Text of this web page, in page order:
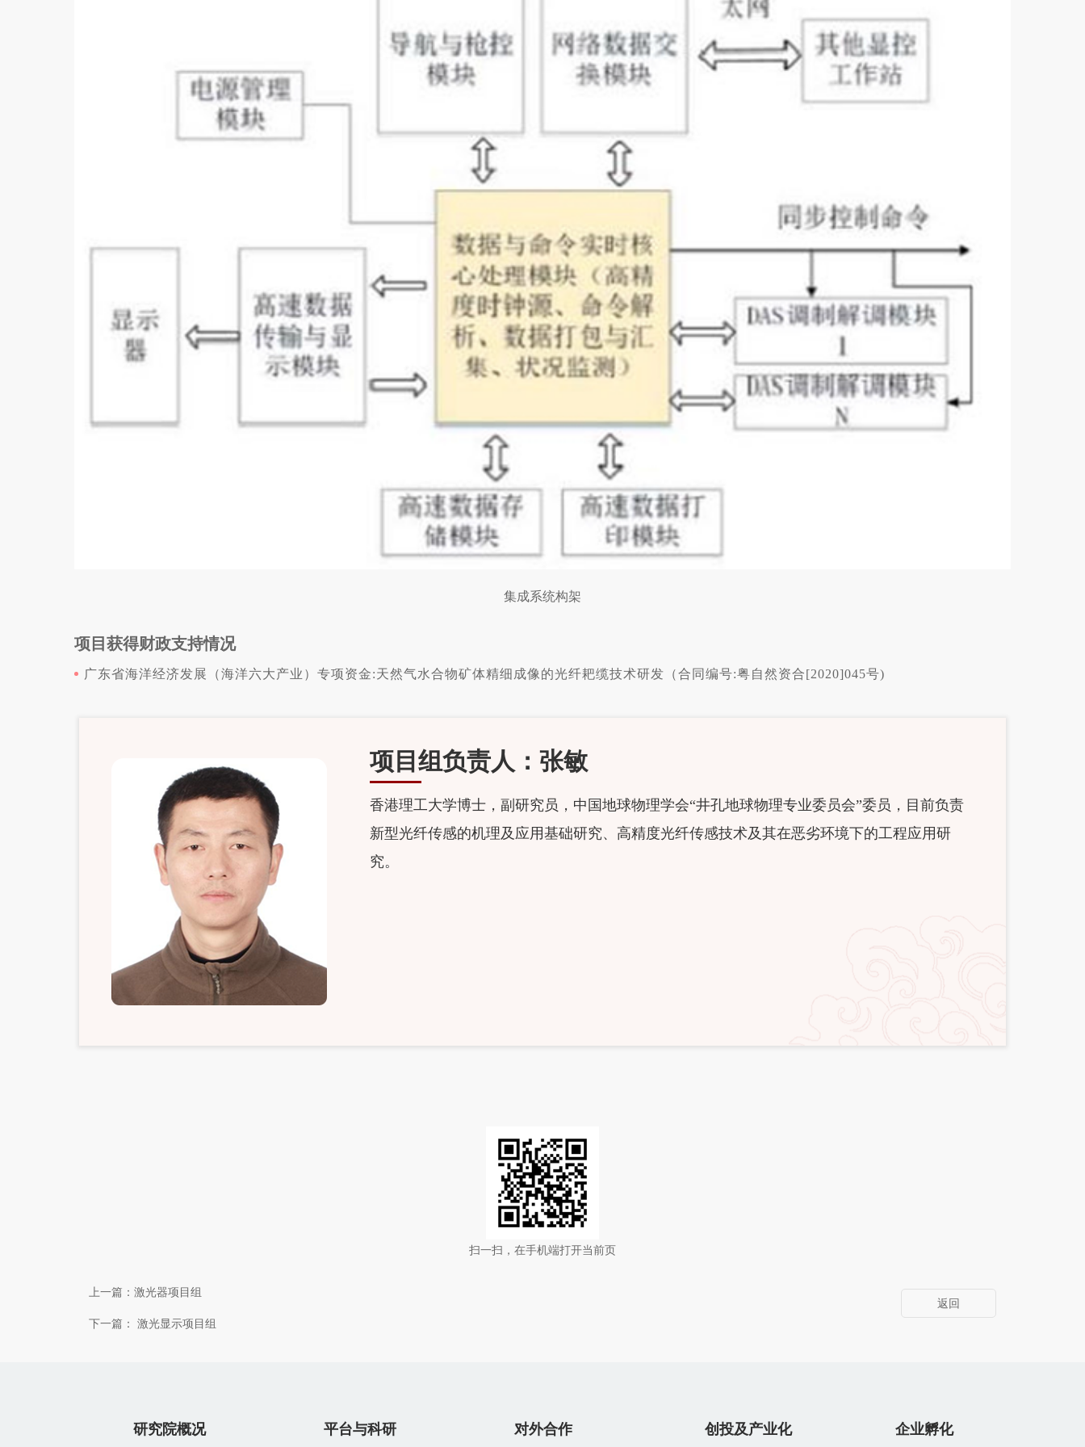
集成系统构架
项目获得财政支持情况
广东省海洋经济发展（海洋六大产业）专项资金:天然气水合物矿体精细成像的光纤耙缆技术研发（合同编号:粤自然资合[2020]045号)
项目组负责人：张敏
香港理工大学博士，副研究员，中国地球物理学会“井孔地球物理专业委员会”委员，目前负责
新型光纤传感的机理及应用基础研究、高精度光纤传感技术及其在恶劣环境下的工程应用研
究。
扫一扫，在手机端打开当前页
上一篇： 激光器项目组
下一篇： 激光显示项目组
返回
研究院概况 平台与科研 对外合作 创投及产业化 企业孵化